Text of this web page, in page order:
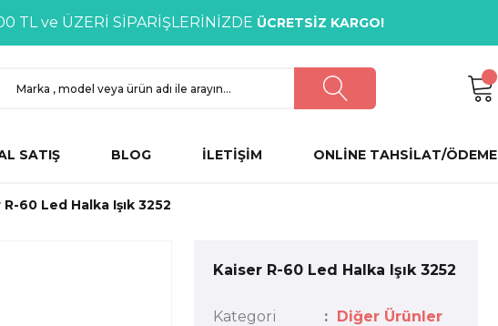
TL ve ÜZERİ SİPARİŞLERİNİZDE ÜCRETSİZ KARGO!
SATIŞ BLOG İLETİŞİM ONLİNE TAHSİLAT/ÖDEME
R-60 Led Halka Işık 3252
Kaiser R-60 Led Halka Işık 3252
Kategori
Diğer Ürünler